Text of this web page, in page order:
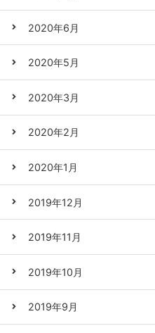
2020年6月
2020年5月
2020年3月
2020年2月
2020年1月
2019年12月
2019年11月
2019年10月
2019年9月